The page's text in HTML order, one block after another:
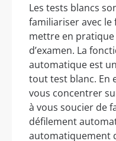
Les tests blancs
familiariser avec le
mettre en
d’examen. La
automatique est
tout test blanc. En
vous concentrer
à vous soucier de
défilement
automatiquement